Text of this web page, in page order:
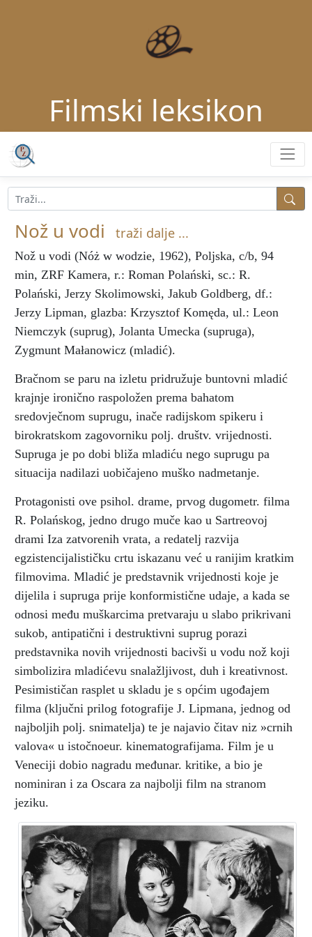
Filmski leksikon
Nož u vodi traži dalje ...
Nož u vodi (Nóż w wodzie, 1962), Poljska, c/b, 94
min, ZRF Kamera, r.: Roman Polański, sc.: R.
Polański, Jerzy Skolimowski, Jakub Goldberg, df.:
Jerzy Lipman, glazba: Krzysztof Komęda, ul.: Leon
Niemczyk (suprug), Jolanta Umecka (supruga),
Zygmunt Małanowicz (mladić).
Bračnom se paru na izletu pridružuje buntovni mladić
krajnje ironično raspoložen prema bahatom
sredovječnom suprugu, inače radijskom spikeru i
birokratskom zagovorniku polj. društv. vrijednosti.
Supruga je po dobi bliža mladiću nego suprugu pa
situacija nadilazi uobičajeno muško nadmetanje.
Protagonisti ove psihol. drame, prvog dugometr. filma
R. Polańskog, jedno drugo muče kao u Sartreovoj
drami Iza zatvorenih vrata, a redatelj razvija
egzistencijalističku crtu iskazanu već u ranijim kratkim
filmovima. Mladić je predstavnik vrijednosti koje je
dijelila i supruga prije konformistične udaje, a kada se
odnosi među muškarcima pretvaraju u slabo prikrivani
sukob, antipatični i destruktivni suprug porazi
predstavnika novih vrijednosti bacivši u vodu nož koji
simbolizira mladićevu snalažljivost, duh i kreativnost.
Pesimističan rasplet u skladu je s općim ugođajem
filma (ključni prilog fotografije J. Lipmana, jednog od
najboljih polj. snimatelja) te je najavio čitav niz »crnih
valova« u istočnoeur. kinematografijama. Film je u
Veneciji dobio nagradu međunar. kritike, a bio je
nominiran i za Oscara za najbolji film na stranom
jeziku.